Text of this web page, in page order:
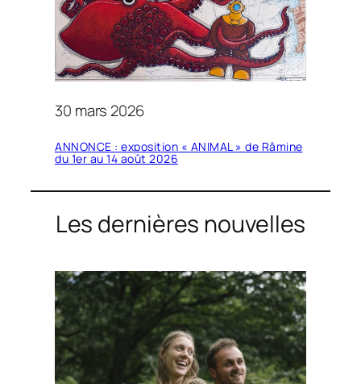
30 mars 2026
ANNONCE : exposition « ANIMAL » de Râmine
du 1er au 14 août 2026
Les dernières nouvelles